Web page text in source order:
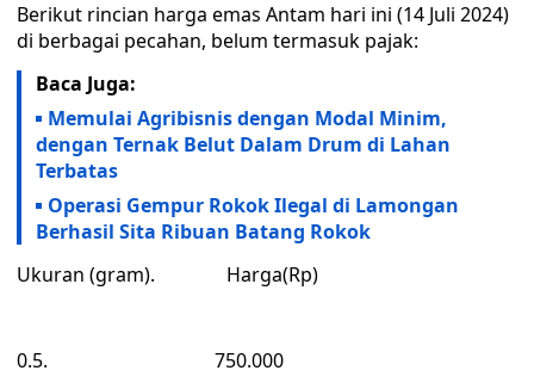
Berikut rincian harga emas Antam hari ini (14 Juli 2024)
di berbagai pecahan, belum termasuk pajak:
Baca Juga:
Memulai Agribisnis dengan Modal Minim,
dengan Ternak Belut Dalam Drum di Lahan
Terbatas
Operasi Gempur Rokok Ilegal di Lamongan
Berhasil Sita Ribuan Batang Rokok
Ukuran (gram). Harga(Rp)
0.5. 750.000